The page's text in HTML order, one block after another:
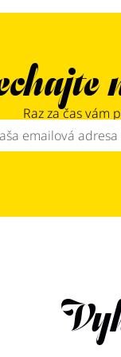
Raz za čas vám